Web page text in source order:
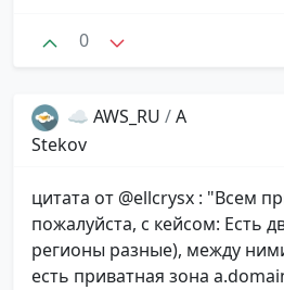
0
☁️ AWS_RU /A
Stekov
цитата от @ellcrysx : "Всем
пожалуйста, с кейсом: Есть
регионы разные), между
есть приватная зона